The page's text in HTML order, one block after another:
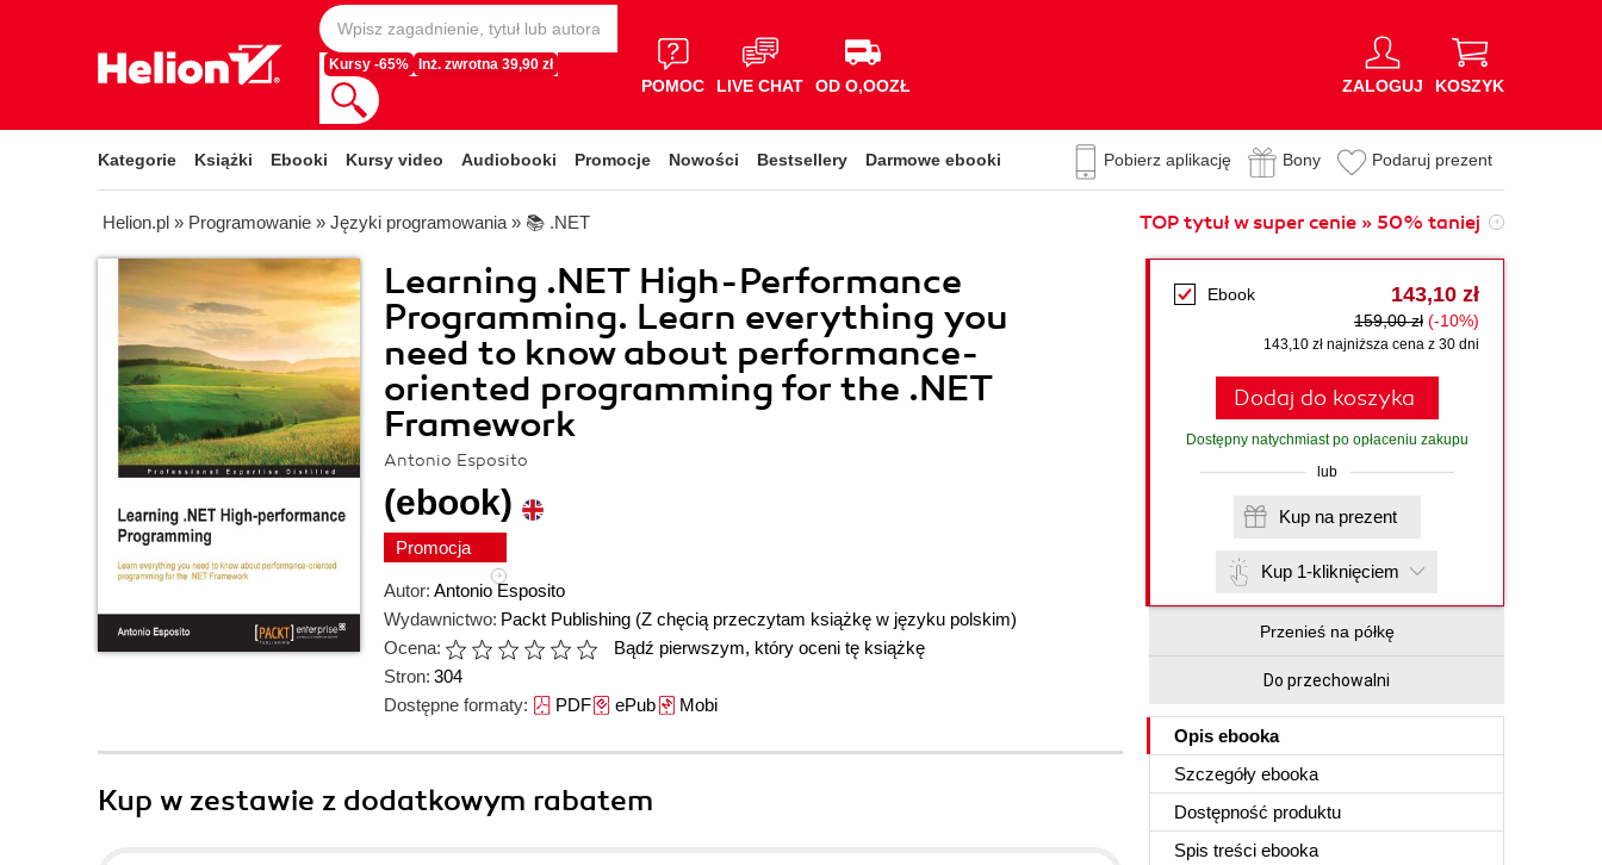
Kursy -65% Inż. zwrotna 39,90 zł
POMOC LIVE CHAT OD O,OOZŁ ZALOGUJ KOSZYK
Kategorie Książki Ebooki Kursy video Audiobooki Promocje Nowości Bestsellery Darmowe ebooki Pobierz aplikację Bony Podaruj prezent
Helion.pl » Programowanie » Języki programowania » 📚 .NET TOP tytuł w super cenie » 50% taniej
Learning .NET High-Performance
Programming. Learn everything you
need to know about performance-
oriented programming for the .NET
Framework
Antonio Esposito
(ebook)
Promocja
Autor: Antonio Esposito
Wydawnictwo: Packt Publishing (Z chęcią przeczytam książkę w języku polskim)
Ocena:
Bądź pierwszym, który oceni tę książkę
Stron: 304
Dostępne formaty: PDFePubMobi
Ebook 143,10 zł
159,00 zł (-10%)
143,10 zł najniższa cena z 30 dni
Dodaj do koszyka
Dostępny natychmiast po opłaceniu zakupu
lub
Kup na prezent
Kup 1-kliknięciem
Przenieś na półkę
Do przechowalni
Opis ebooka
Szczegóły ebooka
Dostępność produktu
Spis treści ebooka
Kup w zestawie z dodatkowym rabatem